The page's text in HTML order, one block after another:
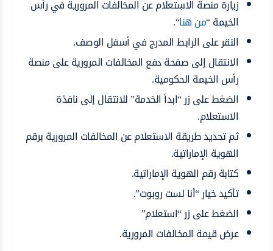
زيارة منصة الاسِتعلام عن المخالفات المرورية في رأس
الخيمة “من هنا“.
النقر على الرابط المدرج في أسفل الوصف.
الانتقال إلى صفحة دفع المخالفات المرورية على منصة
رأس الخيمة الحكومية.
الضغط على زر “ابدأ الخدمة” للانتقال إلى نافذة
الاستعلام.
ثم تحديد طريقة الاستعلام عن المخالفات المرورية برقم
الهوية الإماراتية.
كتابة رقم الهوية الإماراتية.
تأكيد خيار “أنا لست روبوت”.
الضغط على زر “استعلام”
عرض قيمة المخالفات المرورية.